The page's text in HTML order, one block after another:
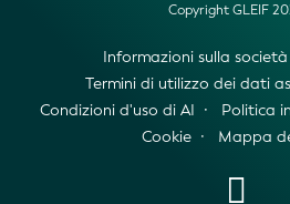
Copyright GLEIF
Informazioni sulla società
Termini di utilizzo dei dati
Condizioni d'uso di AI
Politica
Cookie
Mappa